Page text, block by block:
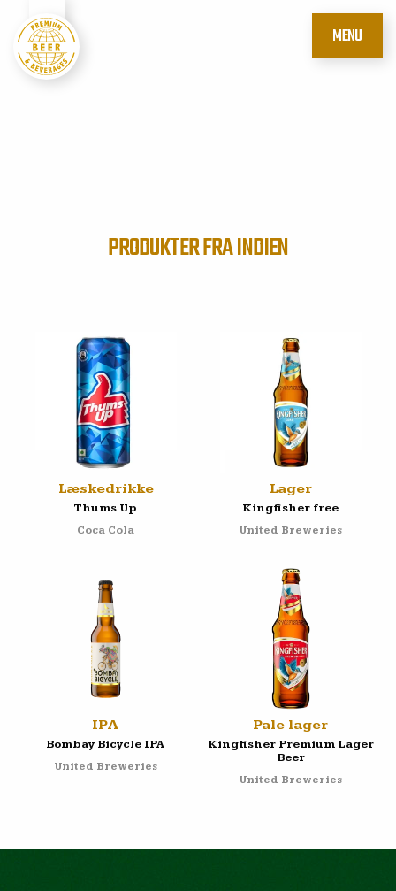
MENU
PRODUKTER FRA INDIEN
Læskedrikke
Thums Up
Coca Cola
Lager
Kingfisher free
United Breweries
IPA
Bombay Bicycle IPA
United Breweries
Pale lager
Kingfisher Premium Lager
Beer
United Breweries